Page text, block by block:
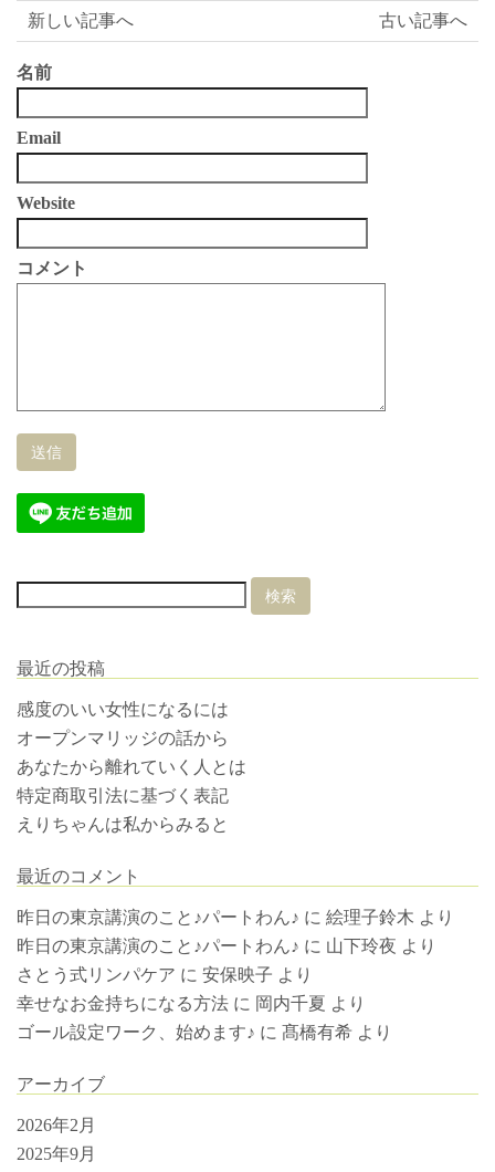
古い記事へ
新しい記事へ
名前
Email
Website
コメント
最近の投稿
感度のいい女性になるには
オープンマリッジの話から
あなたから離れていく人とは
特定商取引法に基づく表記
えりちゃんは私からみると
最近のコメント
昨日の東京講演のこと♪パートわん♪ に 絵理子鈴木 より
昨日の東京講演のこと♪パートわん♪ に 山下玲夜 より
さとう式リンパケア に 安保映子 より
幸せなお金持ちになる方法 に 岡内千夏 より
ゴール設定ワーク、始めます♪ に 髙橋有希 より
アーカイブ
2026年2月
2025年9月